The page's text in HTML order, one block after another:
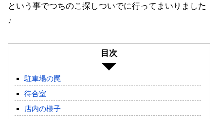
という事でつちのこ探しついでに行ってまいりました
♪
目次
駐車場の罠
待合室
店内の様子